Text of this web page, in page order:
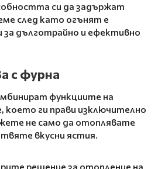
си да задържат
след като огънят е
за дълготрайно и ефективно
с фурна
функциите на
което ги прави изключително
не само да отоплявате
вкусни ястия.
решение за отопление на